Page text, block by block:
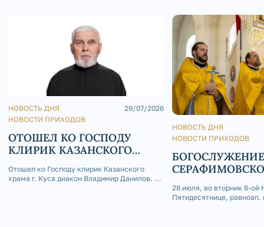
НОВОСТЬ ДНЯ
НОВОСТИ ПРИХОДОВ
29/07/2026
ОТОШЕЛ КО ГОСПОДУ
КЛИРИК КАЗАНСКОГО
ВЛАДИМИР ДАНИЛОВ
Отошел ко Господу клирик Казанского
храма г. Куса диакон Владимир Данилов. 29
НОВОСТЬ ДНЯ
НОВОСТИ ПРИХОДОВ
28 июля, во вторник 8-ой
Пятидесятнице, равноап.